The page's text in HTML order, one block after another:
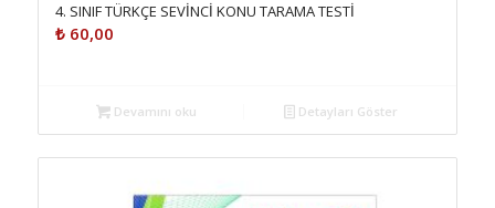
4. SINIF TÜRKÇE SEVİNCİ KONU TARAMA TESTİ
₺60,00
Devamını oku Detayları Göster